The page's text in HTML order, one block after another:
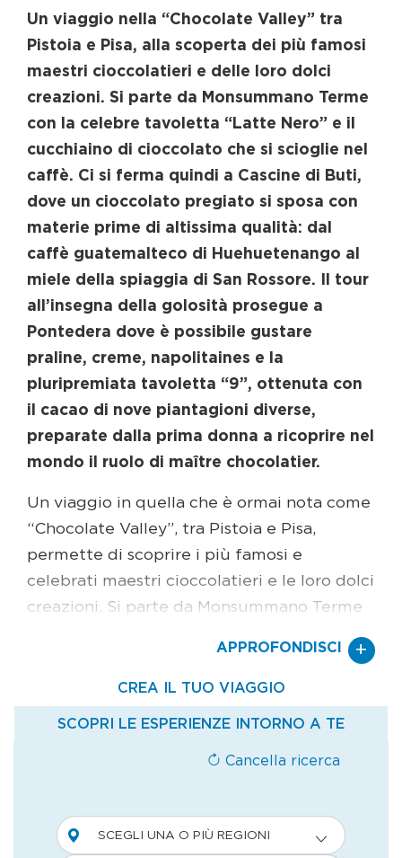
Un viaggio nella “Chocolate Valley” tra
Pistoia e Pisa, alla scoperta dei più famosi
maestri cioccolatieri e delle loro dolci
creazioni. Si parte da Monsummano Terme
con la celebre tavoletta “Latte Nero” e il
cucchiaino di cioccolato che si scioglie nel
caffè. Ci si ferma quindi a Cascine di Buti,
dove un cioccolato pregiato si sposa con
materie prime di altissima qualità: dal
caffè guatemalteco di Huehuetenango al
miele della spiaggia di San Rossore. Il tour
all’insegna della golosità prosegue a
Pontedera dove è possibile gustare
praline, creme, napolitaines e la
pluripremiata tavoletta “9”, ottenuta con
il cacao di nove piantagioni diverse,
preparate dalla prima donna a ricoprire nel
mondo il ruolo di maître chocolatier.
Un viaggio in quella che è ormai nota come
“Chocolate Valley”, tra Pistoia e Pisa,
permette di scoprire i più famosi e
celebrati maestri cioccolatieri e le loro dolci
creazioni. Si parte da Monsummano Terme
Slitti è diventato noto, anche al di fuori dei
confini toscani e italiani, grazie alla sua
tavoletta “Latte Nero”, un particolare
cacao; la gamma di specialità, però, è
zenzero, uvetta o chicchi di caffè ricoperti,
e ancora il cucchiaino di cioccolato da
APPROFONDISCI +